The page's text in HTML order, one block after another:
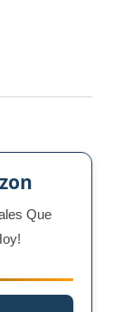
Que